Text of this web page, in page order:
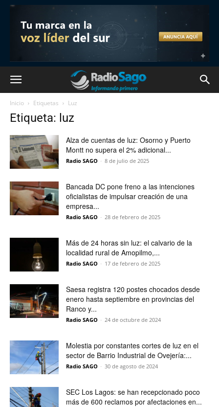
Inicio Etiquetas Luz
Etiqueta: luz
Alza de cuentas de luz: Osorno y Puerto
Montt no supera el 2% adicional...
Radio SAGO - 8 de julio de 2025
Bancada DC pone freno a las intenciones
oficialistas de impulsar creación de una
empresa...
Radio SAGO - 28 de febrero de 2025
Más de 24 horas sin luz: el calvario de la
localidad rural de Amopilmo,...
Radio SAGO - 17 de febrero de 2025
Saesa registra 120 postes chocados desde
enero hasta septiembre en provincias del
Ranco y...
Radio SAGO - 24 de octubre de 2024
Molestia por constantes cortes de luz en el
sector de Barrio Industrial de Ovejería:...
Radio SAGO - 30 de agosto de 2024
SEC Los Lagos: se han recepcionado poco
más de 600 reclamos por afectaciones en...